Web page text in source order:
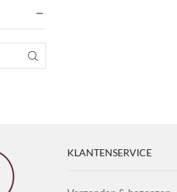
SEARCH
KLANTENSERVICE